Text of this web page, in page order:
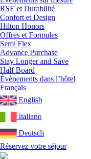
RSE et Durabilité
Confort et Design
Hilton Honors
Offres et Formules
Semi Flex
Advance Purchase
Stay Longer and Save
Half Board
Évènements dans l’hôtel
Français
English
Italiano
Deutsch
Réservez votre séjour